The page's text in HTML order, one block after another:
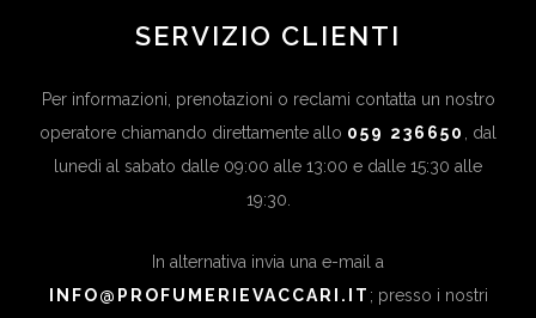
SERVIZIO CLIENTI
Per informazioni, prenotazioni o reclami contatta un nostro
operatore chiamando direttamente allo 059 236650
, dal
lunedì al sabato dalle 09:00 alle 13:00 e dalle 15:30 alle
19:30.
In alternativa invia una e-mail a
INFO@PROFUMERIEVACCARI.IT ; presso i nostri